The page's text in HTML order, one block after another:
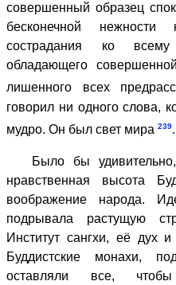
совершенный образец
бесконечной
сострадания ко всему
обладающего
лишенного всех
говорил ни одного слова,
мудро. Он был свет мира 239.
Было бы
нравственная высота
воображение народа.
подрывала растущую
Институт сангхи, её дух
Буддистские монахи,
оставляли все, чтобы